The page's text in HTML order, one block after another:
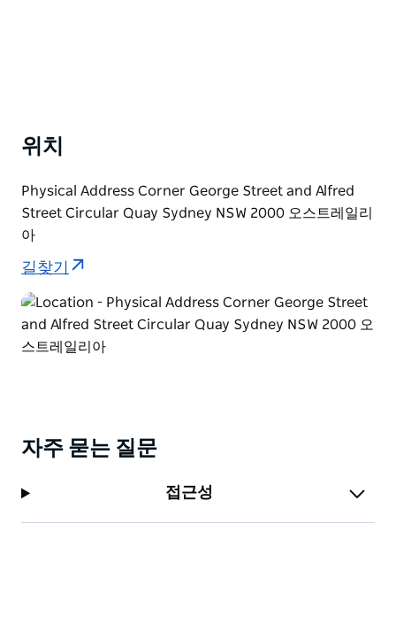
위치
Physical Address Corner George Street and Alfred
Street Circular Quay Sydney NSW 2000 오스트레일리
아
길찾기
자주 묻는 질문
접근성